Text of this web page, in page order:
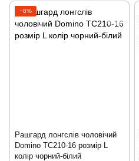
−8%
Рашгард лонгслів чоловічий
Domino TC210-16 розмір L
колір чорний-білий